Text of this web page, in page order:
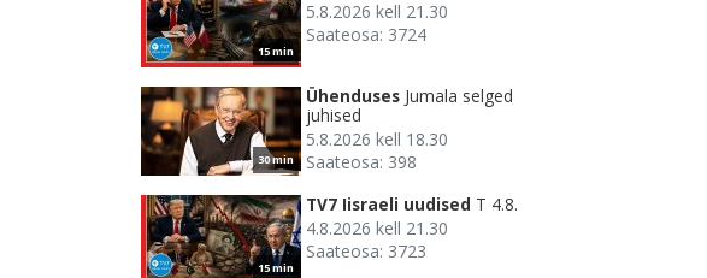
15 min
5.8.2026 kell 21.30
Saateosa: 3724
30 min
Ühenduses Jumala selged
juhised
5.8.2026 kell 18.30
Saateosa: 398
15 min
TV7 Iisraeli uudised T 4.8.
4.8.2026 kell 21.30
Saateosa: 3723